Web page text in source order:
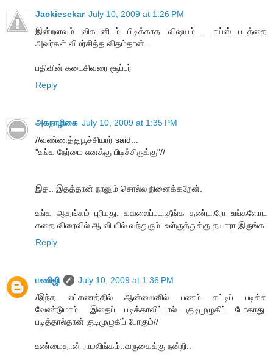
Jackiesekar July 10, 2009 at 1:26 PM
இன்றளவும் விகடனிடம் பிடிக்காத விஷயம்... பாய்ஸ் படத்தை
அவர்கள் விமர்சித்த விதம்தான்...
பதிவின் கடைசிவரை சூப்பர்
Reply
அகநாழிகை July 10, 2009 at 1:35 PM
//வண்ணத்துபூச்சியார் said...
"உங்க நேர்மை எனக்கு பிடிச்சிருக்கு"//
இத.. இதத்தான் நானும் சொல்ல நினைக்கறேன்.
உங்க ஆதங்கம் புரியுது. கவலைப்படாதீங்க தண்டாரோ உங்களோட
கதை விரைவில் ஆ.வி.யில் வந்துரும். உள்குத்துக்கு தயாரா இருங்க.
Reply
மணிஜி
July 10, 2009 at 1:36 PM
/இந்த லட்சணத்தில் ஆன்லைனில் பணம் கட்டிப் படிக்க
வேண்டுமாம். இதைப் படிக்காவிட்டால் குடிமுழுகிப் போகாது.
படித்தால்தான் குடிமுழுகிப் போகும்//
உண்மைதான் ராமலிங்கம்..வருகைக்கு நன்றி..